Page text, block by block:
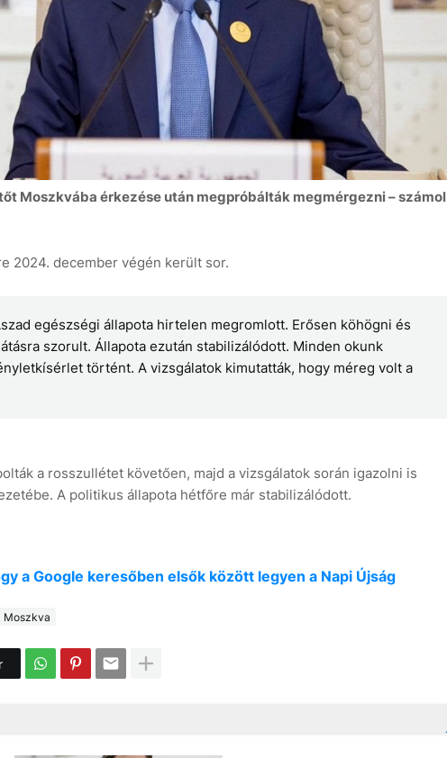
Moszkvába érkezése után megpróbálták megmérgezni – számol
2024. december végén került sor.
egészségi állapota hirtelen megromlott. Erősen köhögni és
szorult. Állapota ezután stabilizálódott. Minden okunk
történt. A vizsgálatok kimutatták, hogy méreg volt a
a rosszullétet követően, majd a vizsgálatok során igazolni is
A politikus állapota hétfőre már stabilizálódott.
a Google keresőben elsők között legyen a Napi Újság
Moszkva